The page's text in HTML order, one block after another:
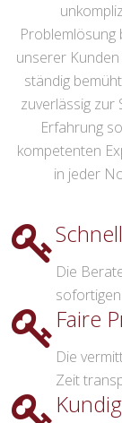
Problemlösung
unserer
ständig
zuverlässig zur
Erfahrung
kompetenten
in jeder
Die
Faire
Die
Zeit